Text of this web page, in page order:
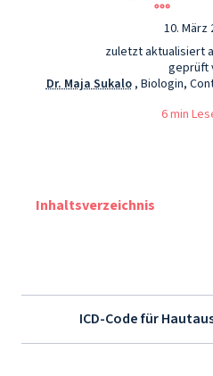
10. März
zuletzt aktualisiert
geprüft
Dr. Maja Sukalo, Biologin,
6 min
Inhaltsverzeichnis
ICD-Code für